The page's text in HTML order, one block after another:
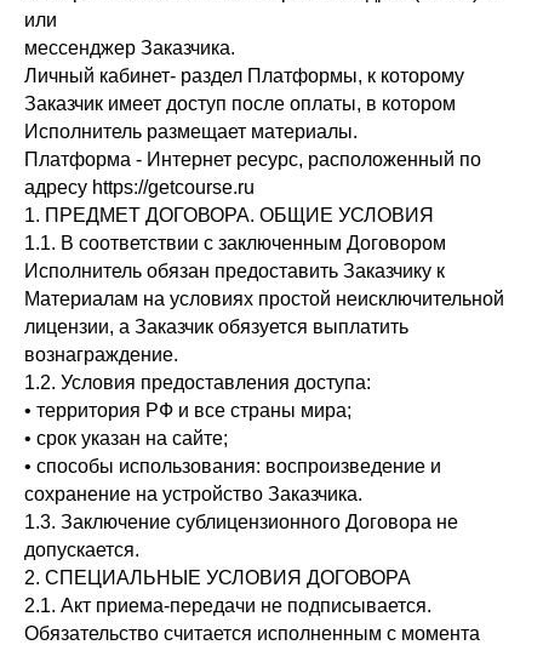
или
мессенджер Заказчика.
Личный кабинет- раздел Платформы, к которому
Заказчик имеет доступ после оплаты, в котором
Исполнитель размещает материалы.
Платформа - Интернет ресурс, расположенный по
адресу https://getcourse.ru
1. ПРЕДМЕТ ДОГОВОРА. ОБЩИЕ УСЛОВИЯ
1.1. В соответствии с заключенным Договором
Исполнитель обязан предоставить Заказчику к
Материалам на условиях простой неисключительной
лицензии, а Заказчик обязуется выплатить
вознаграждение.
1.2. Условия предоставления доступа:
• территория РФ и все страны мира;
• срок указан на сайте;
• способы использования: воспроизведение и
сохранение на устройство Заказчика.
1.3. Заключение сублицензионного Договора не
допускается.
2. СПЕЦИАЛЬНЫЕ УСЛОВИЯ ДОГОВОРА
2.1. Акт приема-передачи не подписывается.
Обязательство считается исполненным с момента